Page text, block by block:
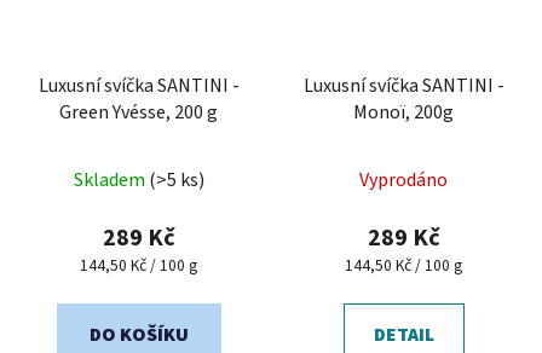
Luxusní svíčka SANTINI -
Green Yvésse, 200 g
hodnocení
produktu
je
z
Skladem (>5 ks)
289 Kč
Měrná
144,50 Kč / 100 g
DO KOŠÍKU
Luxusní svíčka SANTINI -
Monoï, 200g
Vyprodáno
289 Kč
Měrná
144,50 Kč / 100 g
DETAIL